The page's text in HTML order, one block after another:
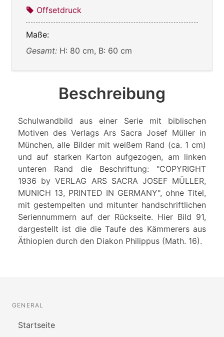
Offsetdruck
Maße:
Gesamt: H: 80 cm, B: 60 cm
Beschreibung
Schulwandbild aus einer Serie mit biblischen
Motiven des Verlags Ars Sacra Josef Müller in
München, alle Bilder mit weißem Rand (ca. 1 cm)
und auf starken Karton aufgezogen, am linken
unteren Rand die Beschriftung: "COPYRIGHT
1936 by VERLAG ARS SACRA JOSEF MÜLLER,
MUNICH 13, PRINTED IN GERMANY", ohne Titel,
mit gestempelten und mitunter handschriftlichen
Seriennummern auf der Rückseite. Hier Bild 91,
dargestellt ist die die Taufe des Kämmerers aus
Äthiopien durch den Diakon Philippus (Math. 16).
GENERAL
Startseite